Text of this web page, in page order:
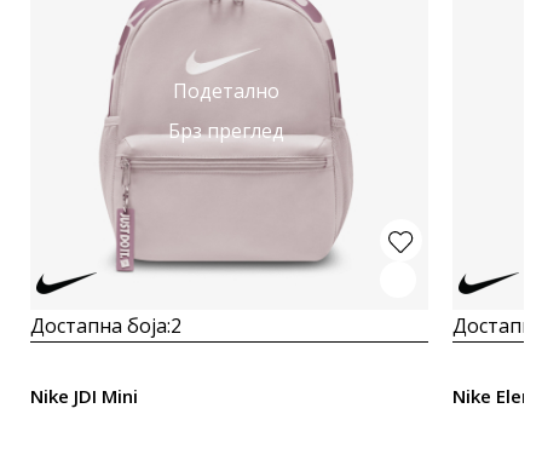
Подетално
Брз преглед
Достапна боја:2
Nike JDI Mini Nike